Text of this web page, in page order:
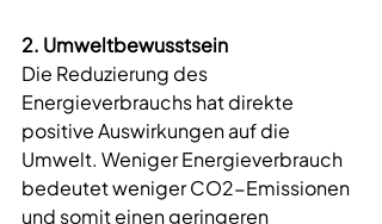
2. Umweltbewusstsein
Die Reduzierung des
Energieverbrauchs hat direkte
positive Auswirkungen auf die
Umwelt. Weniger Energieverbrauch
bedeutet weniger CO2-Emissionen
und somit einen geringeren